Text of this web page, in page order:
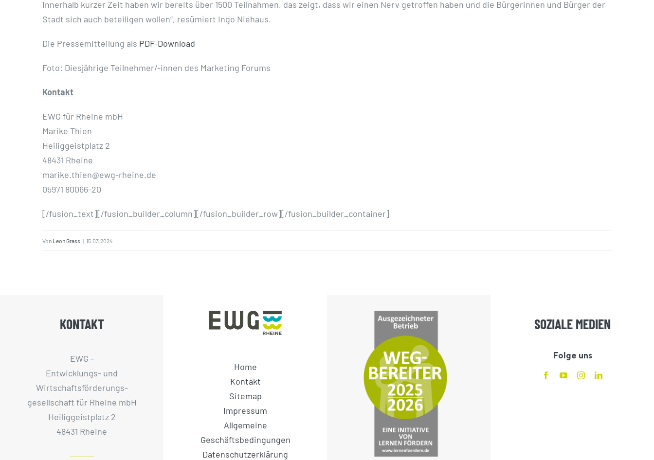
Innerhalb kurzer Zeit haben wir bereits über 1500 Teilnahmen, das zeigt, dass wir einen Nerv getroffen haben und die Bürgerinnen und Bürger der
Stadt sich auch beteiligen wollen“, resümiert Ingo Niehaus.
Die Pressemitteilung als PDF-Download
Foto: Diesjährige Teilnehmer/-innen des Marketing Forums
Kontakt
EWG für Rheine mbH
Marike Thien
Heiliggeistplatz 2
48431 Rheine
marike.thien@ewg-rheine.de
05971 80066-20
[/fusion_text][/fusion_builder_column][/fusion_builder_row][/fusion_builder_container]
Von Leon Grass | 15.03.2024
KONTAKT
EWG -
Entwicklungs- und
Wirtschaftsförderungs­
gesellschaft für Rheine mbH
Heiliggeistplatz 2
48431 Rheine
Home
Kontakt
Sitemap
Impressum
Allgemeine
Geschäftsbedingungen
Datenschutzerklärung
SOZIALE MEDIEN
Folge uns